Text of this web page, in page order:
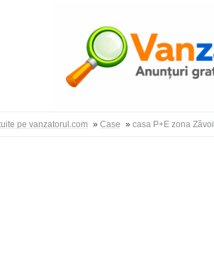
pe vanzatorul.com » Case » casa P+E zona Zăvoi